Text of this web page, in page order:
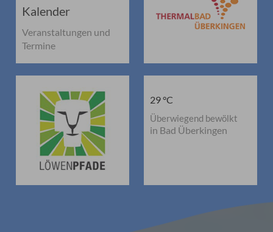
Kalender
Veranstaltungen und
Termine
29 °C
Überwiegend bewölkt
in Bad Überkingen